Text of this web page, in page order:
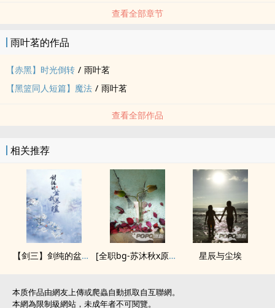
查看全部章节
雨叶茗的作品
【赤黑】时光倒转 / 雨叶茗
【黑篮同人短篇】魔法 / 雨叶茗
查看全部作品
相关推荐
【剑三】剑纯的盆栽养殖 [全职bg-苏沐秋x原创女主]朱砂痣-夜来一笑番外(未看不影响阅读) 星辰与尘埃
本质作品由網友上傳或爬蟲自動抓取自互聯網。
本網為限制級網站，未成年者不可閱覽。